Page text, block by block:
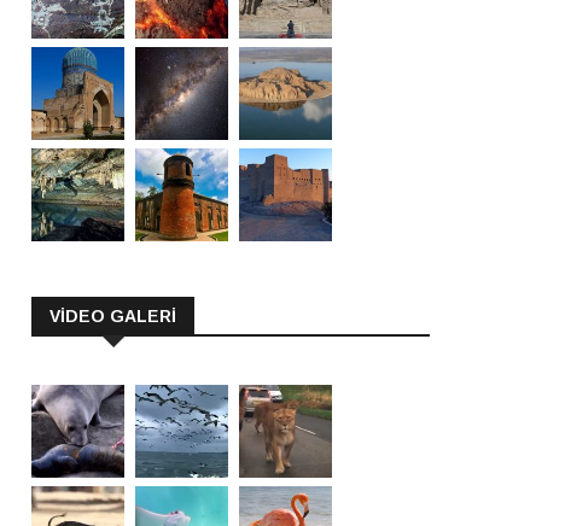
VİDEO GALERİ